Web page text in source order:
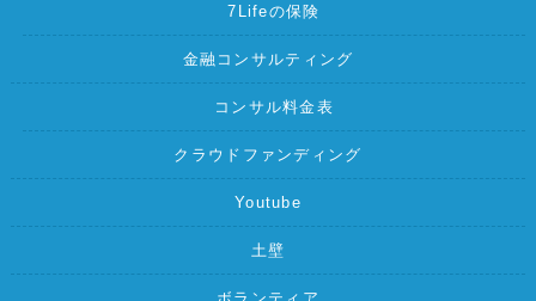
7Lifeの保険
金融コンサルティング
コンサル料金表
クラウドファンディング
Youtube
土壁